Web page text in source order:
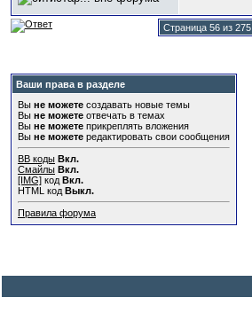
Страница 56 из 275
Ваши права в разделе
Вы не можете создавать новые темы
Вы не можете отвечать в темах
Вы не можете прикреплять вложения
Вы не можете редактировать свои сообщения
BB коды Вкл.
Смайлы Вкл.
[IMG] код Вкл.
HTML код Выкл.
Правила форума